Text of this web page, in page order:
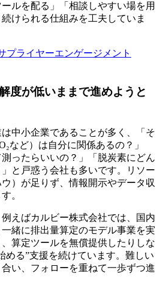
ルを配る」「相談しやすい場を用
けられる仕組みを工夫していま
プライヤーエンゲージメント
度が低いままで進めようと
中小企業であることが多く、「そ
など）は自分に関係あるの？」
測ったらいいの？」「脱炭素にどん
と戸惑う会社も多いです。リソー
）が足りず、情報開示やデータ収
。
えばカルビー株式会社では、国内
緒に排出量算定のモデル事業を実
算定ツールを無償提供したりしな
める”支援を続けています。難しい
い、フォローを重ねて一歩ずつ進